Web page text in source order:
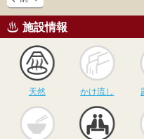
施設情報
天然
かけ
かけ流し